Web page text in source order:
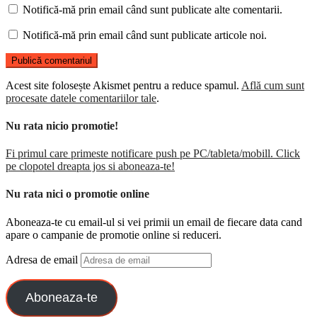
Notifică-mă prin email când sunt publicate alte comentarii.
Notifică-mă prin email când sunt publicate articole noi.
Acest site folosește Akismet pentru a reduce spamul. Află cum sunt
procesate datele comentariilor tale.
Nu rata nicio promotie!
Fi primul care primeste notificare push pe PC/tableta/mobill. Click
pe clopotel dreapta jos si aboneaza-te!
Nu rata nici o promotie online
Aboneaza-te cu email-ul si vei primii un email de fiecare data cand
apare o campanie de promotie online si reduceri.
Adresa de email
Aboneaza-te